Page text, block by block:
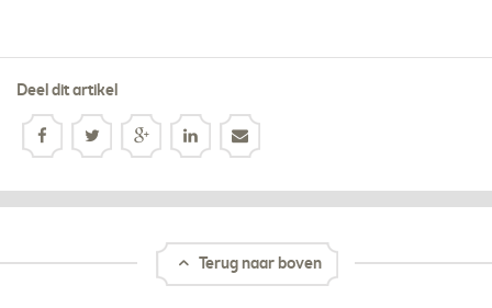
Deel dit artikel
Terug naar boven